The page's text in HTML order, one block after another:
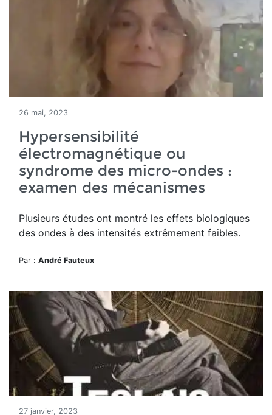
26 mai, 2023
Hypersensibilité
électromagnétique ou
syndrome des micro-ondes :
examen des mécanismes
Plusieurs études ont montré les effets biologiques
des ondes à des intensités extrêmement faibles.
Par : André Fauteux
27 janvier, 2023